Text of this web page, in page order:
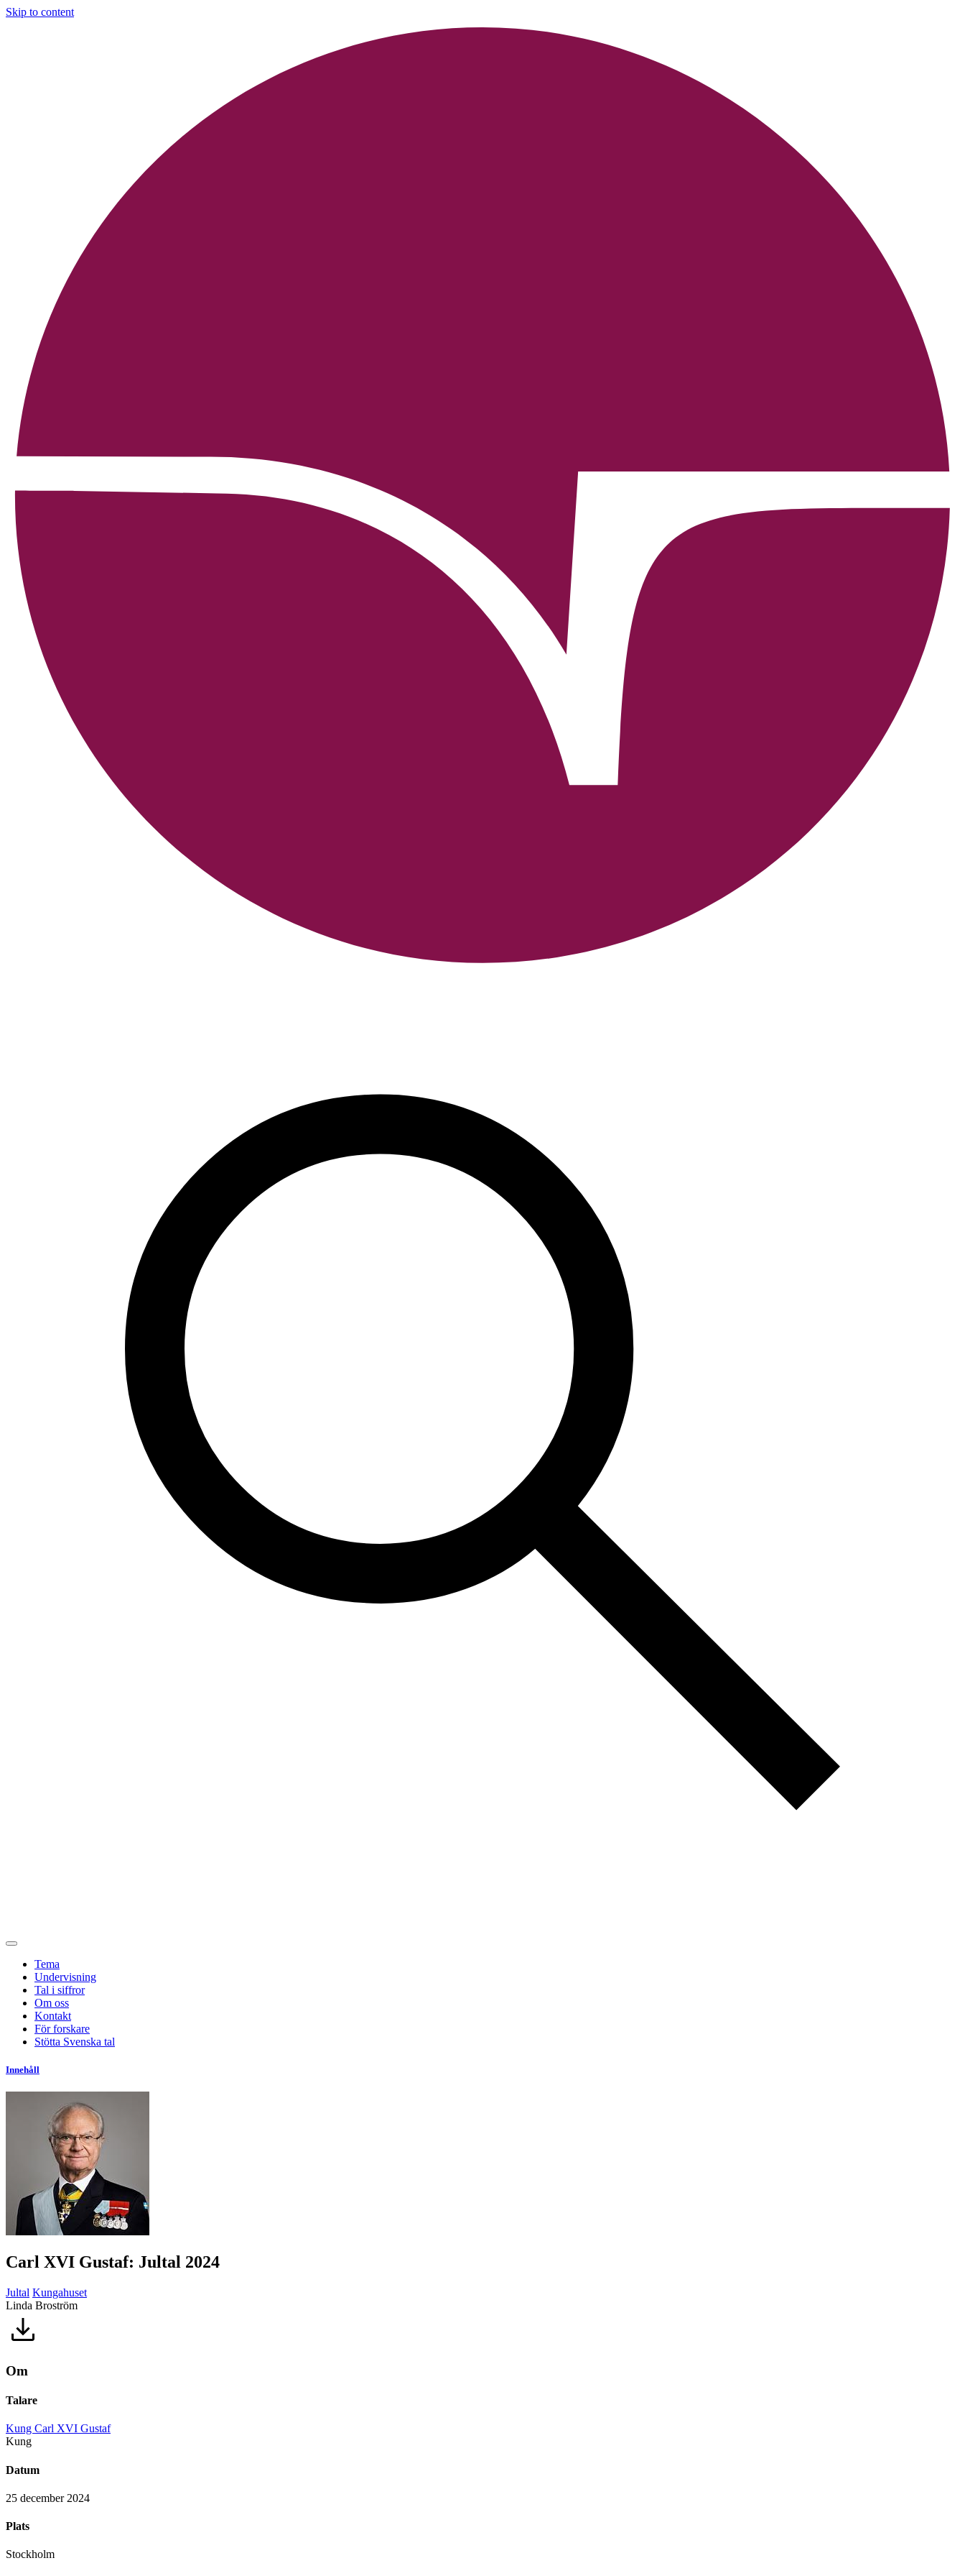
Skip to content
Tema
Undervisning
Tal i siffror
Om oss
Kontakt
För forskare
Stötta Svenska tal
Innehåll
Carl XVI Gustaf: Jultal 2024
Jultal Kungahuset
Linda Broström
Om
Talare
Kung Carl XVI Gustaf
Kung
Datum
25 december 2024
Plats
Stockholm